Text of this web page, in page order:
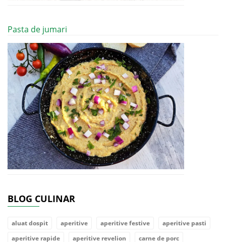
Pasta de jumari
BLOG CULINAR
aluat dospit aperitive aperitive festive
aperitive pasti
aperitive rapide
aperitive revelion
carne de porc